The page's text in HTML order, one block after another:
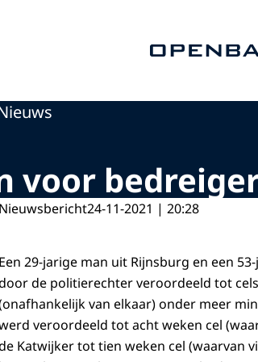
voor
Nieuwsbericht24-11-2021 | 20:28
Een 29-jarige man uit Rijnsburg en een
de politierechter veroordeeld tot
van elkaar) onder meer
veroordeeld tot acht weken cel
Katwijker tot tien weken cel (waarvan